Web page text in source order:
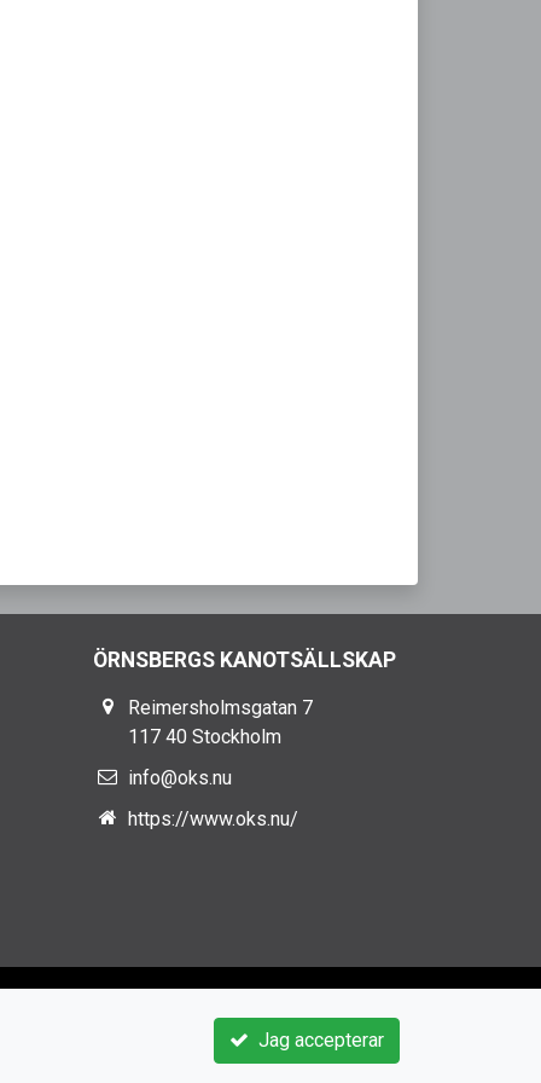
ÖRNSBERGS KANOTSÄLLSKAP
Reimersholmsgatan 7
117 40 Stockholm
info@oks.nu
https://www.oks.nu/
Jag accepterar